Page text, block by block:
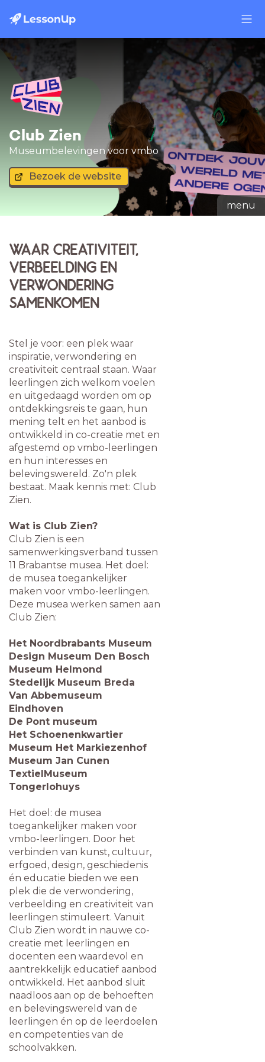
Club Zien
Museumbelevingen voor vmbo
Bezoek de website
menu
WAAR CREATIVITEIT,
VERBEELDING EN
VERWONDERING
SAMENKOMEN
Stel je voor: een plek waar
inspiratie, verwondering en
creativiteit centraal staan. Waar
leerlingen zich welkom voelen
en uitgedaagd worden om op
ontdekkingsreis te gaan, hun
mening telt en het aanbod is
ontwikkeld in co-creatie met en
afgestemd op vmbo-leerlingen
en hun interesses en
belevingswereld. Zo'n plek
bestaat. Maak kennis met: Club
Zien.
Wat is Club Zien?
Club Zien is een
samenwerkingsverband tussen
11 Brabantse musea. Het doel:
de musea toegankelijker
maken voor vmbo-leerlingen.
Deze musea werken samen aan
Club Zien:
Het Noordbrabants Museum
Design Museum Den Bosch
Museum Helmond
Stedelijk Museum Breda
Van Abbemuseum
Eindhoven
De Pont museum
Het Schoenenkwartier
Museum Het Markiezenhof
Museum Jan Cunen
TextielMuseum
Tongerlohuys
Het doel: de musea
toegankelijker maken voor
vmbo-leerlingen. Door het
verbinden van kunst, cultuur,
erfgoed, design, geschiedenis
én educatie bieden we een
plek die de verwondering,
verbeelding en creativiteit van
leerlingen stimuleert. Vanuit
Club Zien wordt in nauwe co-
creatie met leerlingen en
docenten een waardevol en
aantrekkelijk educatief aanbod
ontwikkeld. Het aanbod sluit
naadloos aan op de behoeften
en belevingswereld van de
leerlingen én op de leerdoelen
en competenties van de
schoolvakken.